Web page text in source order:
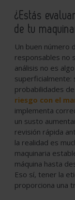
¿Estás
de tu
Un buen número
responsables no
análisis no es
superficialmente:
probabilidades
riesgo con el
implementa
un susto
revisión rápida
la realidad es
maquinaria
máquina hasta
Eso sí, tener la
proporciona una